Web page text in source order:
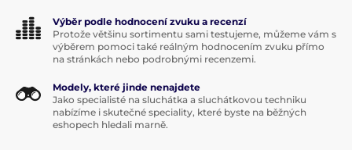
Výběr podle hodnocení zvuku a recenzí
Protože většinu sortimentu sami testujeme, můžeme vám s
výběrem pomoci také reálným hodnocením zvuku přímo
na stránkách nebo podrobnými recenzemi.
Modely, které jinde nenajdete
Jako specialisté na sluchátka a sluchátkovou techniku
nabízíme i skutečné speciality, které byste na běžných
eshopech hledali marně.